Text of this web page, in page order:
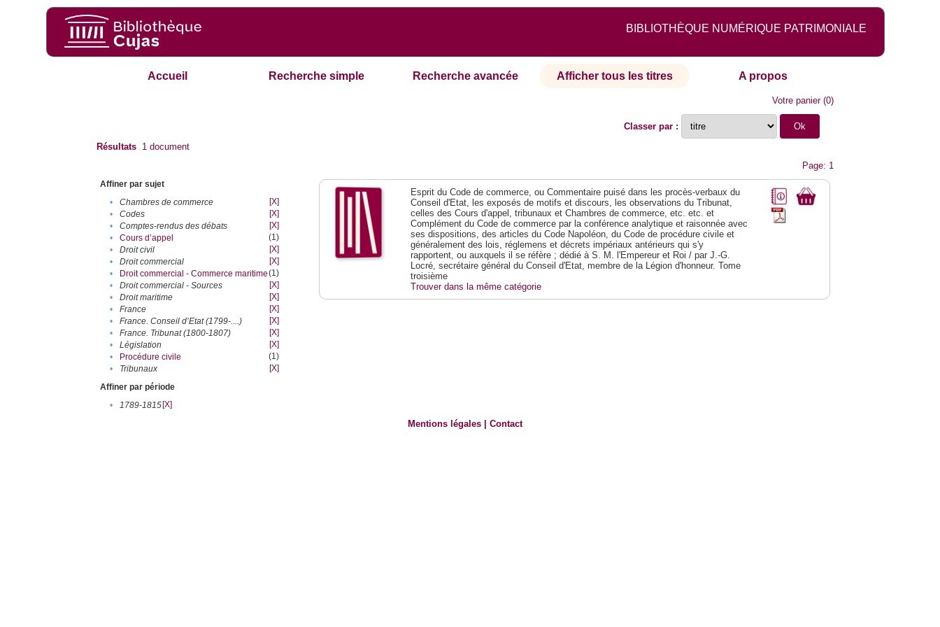
BIBLIOTHÈQUE NUMÉRIQUE PATRIMONIALE
Accueil Recherche simple Recherche avancée Afficher tous les titres A propos
Votre panier(0)
Classer par :
Résultats 1 document
Page: 1
Affiner par sujet
•
Chambres de commerce
[X]
•
Codes
[X]
•
Comptes-rendus des débats
[X]
•
Cours d’appel
(1)
•
Droit civil
[X]
•
Droit commercial
[X]
•
Droit commercial - Commerce maritime(1)
•
Droit commercial - Sources
[X]
•
Droit maritime
[X]
•
France
[X]
•
France. Conseil d’Etat (1799-....)
[X]
•
France. Tribunat (1800-1807)
[X]
•
Législation
[X]
•
Procédure civile
(1)
•
Tribunaux
[X]
Affiner par période
•
1789-1815[X]
Esprit du Code de commerce, ou Commentaire puisé dans les procès-verbaux du
Conseil d'Etat, les exposés de motifs et discours, les observations du Tribunat,
celles des Cours d'appel, tribunaux et Chambres de commerce, etc. etc. et
Complément du Code de commerce par la conférence analytique et raisonnée avec
ses dispositions, des articles du Code Napoléon, du Code de procédure civile et
généralement des lois, réglemens et décrets impériaux antérieurs qui s'y
rapportent, ou auxquels il se réfère ; dédié à S. M. l'Empereur et Roi / par J.-G.
Locré, secrétaire général du Conseil d'Etat, membre de la Légion d'honneur. Tome
troisième
Trouver dans la même catégorie
Mentions légales |Contact